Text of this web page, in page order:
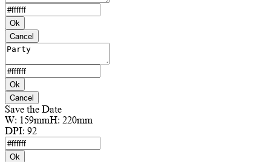
Ok
Cancel
Ok
Cancel
Save the Date
W: 159mmH: 220mm
DPI: 92
Ok